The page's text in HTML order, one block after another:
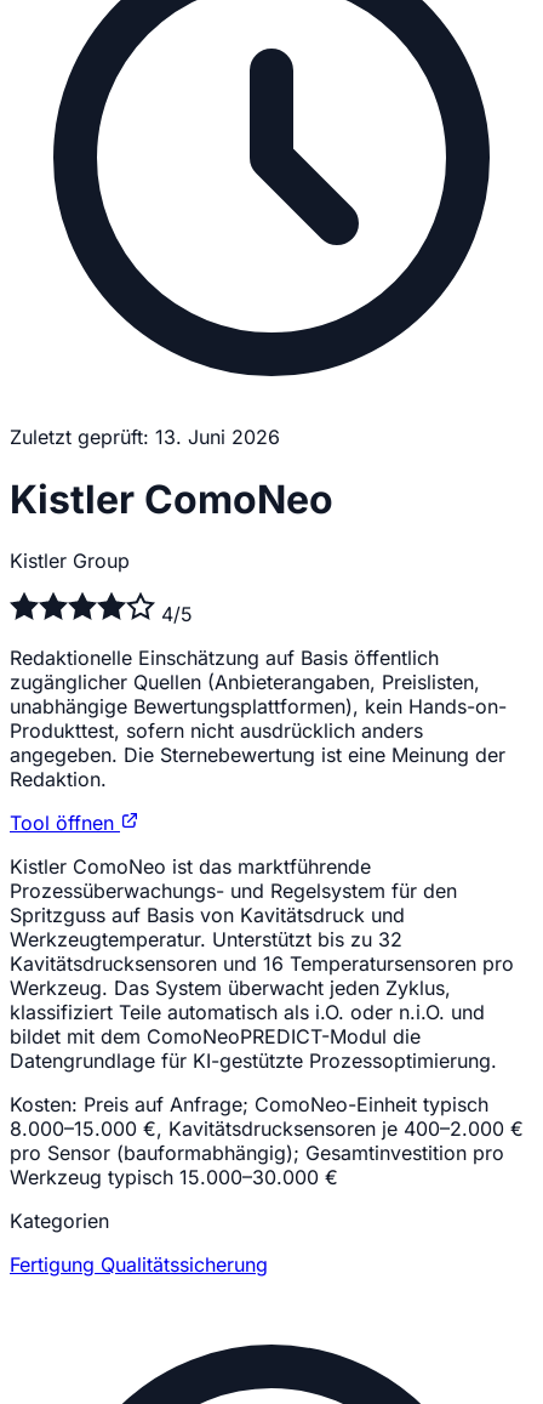
Zuletzt geprüft: 13. Juni 2026
Kistler ComoNeo
Kistler Group
4/5
Redaktionelle Einschätzung auf Basis öffentlich
zugänglicher Quellen (Anbieterangaben, Preislisten,
unabhängige Bewertungsplattformen), kein Hands-on-
Produkttest, sofern nicht ausdrücklich anders
angegeben. Die Sternebewertung ist eine Meinung der
Redaktion.
Tool öffnen
Kistler ComoNeo ist das marktführende
Prozessüberwachungs- und Regelsystem für den
Spritzguss auf Basis von Kavitätsdruck und
Werkzeugtemperatur. Unterstützt bis zu 32
Kavitätsdrucksensoren und 16 Temperatursensoren pro
Werkzeug. Das System überwacht jeden Zyklus,
klassifiziert Teile automatisch als i.O. oder n.i.O. und
bildet mit dem ComoNeoPREDICT-Modul die
Datengrundlage für KI-gestützte Prozessoptimierung.
Kosten: Preis auf Anfrage; ComoNeo-Einheit typisch
8.000–15.000 €, Kavitätsdrucksensoren je 400–2.000 €
pro Sensor (bauformabhängig); Gesamtinvestition pro
Werkzeug typisch 15.000–30.000 €
Kategorien
Fertigung Qualitätssicherung